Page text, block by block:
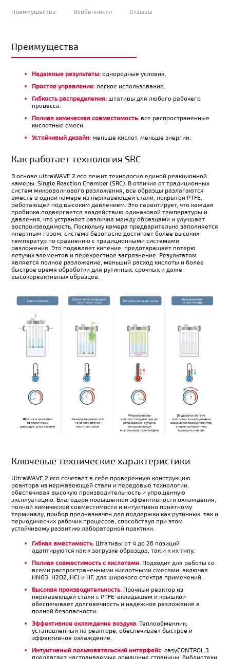
Преимущества Особенности Отзывы
Преимущества
Надежные результаты:однородные условия.
Простое управление: легкое использование.
Гибкость распределения: штативы для любого рабочего
процесса.
Полная химическая совместимость: все распространенные
кислотные смеси.
Устойчивый дизайн:меньше кислот, меньше энергии.
Как работает технология SRC
В основе ultraWAVE 2 eco лежит технология единой реакционной
камеры: Single Reaction Chamber (SRC). В отличие от традиционных
систем микроволнового разложения, все образцы разлагаются
вместе в одной камере из нержавеющей стали, покрытой PTFE,
работающей под высоким давлением. Это гарантирует, что каждая
пробирка подвергается воздействию одинаковой температуры и
давления, что устраняет различия между образцами и улучшает
воспроизводимость. Поскольку камера предварительно заполняется
инертным газом, система безопасно достигает более высоких
температур по сравнению с традиционными системами
разложения. Это подавляет кипение, предотвращает потерю
летучих элементов и перекрестное загрязнение. Результатом
является полное разложение, меньший расход кислоты и более
быстрое время обработки для рутинных, срочных и даже
высокореактивных образцов.
Ключевые технические характеристики
UltraWAVE 2 eco сочетает в себе проверенную конструкцию
реактора из нержавеющей стали и передовые технологии,
обеспечивая высокую производительность и упрощенную
эксплуатацию. Благодаря повышенной эффективности охлаждения,
полной химической совместимости и интуитивно понятному
терминалу, прибор предназначен для поддержки как рутинных, так и
периодических рабочих процессов, способствуя при этом
устойчивому развитию лабораторной практики.
Гибкая вместимость. Штативы от 4 до 26 позиций
адаптируются как к загрузке образцов, так и к их типу.
Полная совместимость с кислотами. Подходит для работы со
всеми распространенными кислотными смесями, включая
HNO3, H2O2, HCl и HF, для широкого спектра применений.
Высокая производительность. Прочный реактор из
нержавеющей стали с PTFE-вкладышем и крышкой
обеспечивает долговечность и надежное разложение в
полной безопасности.
Эффективное охлаждение воздуха. Теплообменник,
установленный на реакторе, обеспечивает быстрое и
эффективное охлаждение.
Интуитивный пользовательский интерфейс . easyCONTROL 3
предлагает настраиваемые домашние страницы, библиотеки